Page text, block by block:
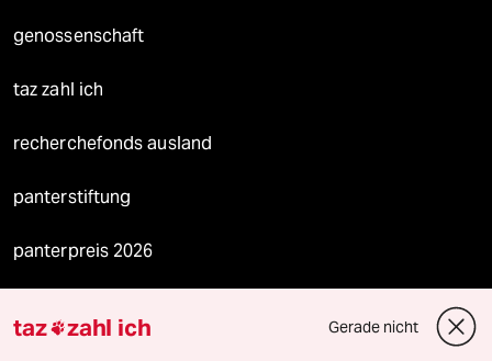
genossenschaft
taz zahl ich
recherchefonds ausland
panterstiftung
panterpreis 2026
taz zahl ich Gerade nicht